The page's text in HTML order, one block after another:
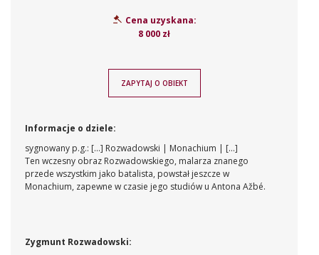
Cena uzyskana:
8 000 zł
ZAPYTAJ O OBIEKT
Informacje o dziele:
sygnowany p.g.: [...] Rozwadowski | Monachium | [...]
Ten wczesny obraz Rozwadowskiego, malarza znanego
przede wszystkim jako batalista, powstał jeszcze w
Monachium, zapewne w czasie jego studiów u Antona Ažbé.
Zygmunt Rozwadowski: